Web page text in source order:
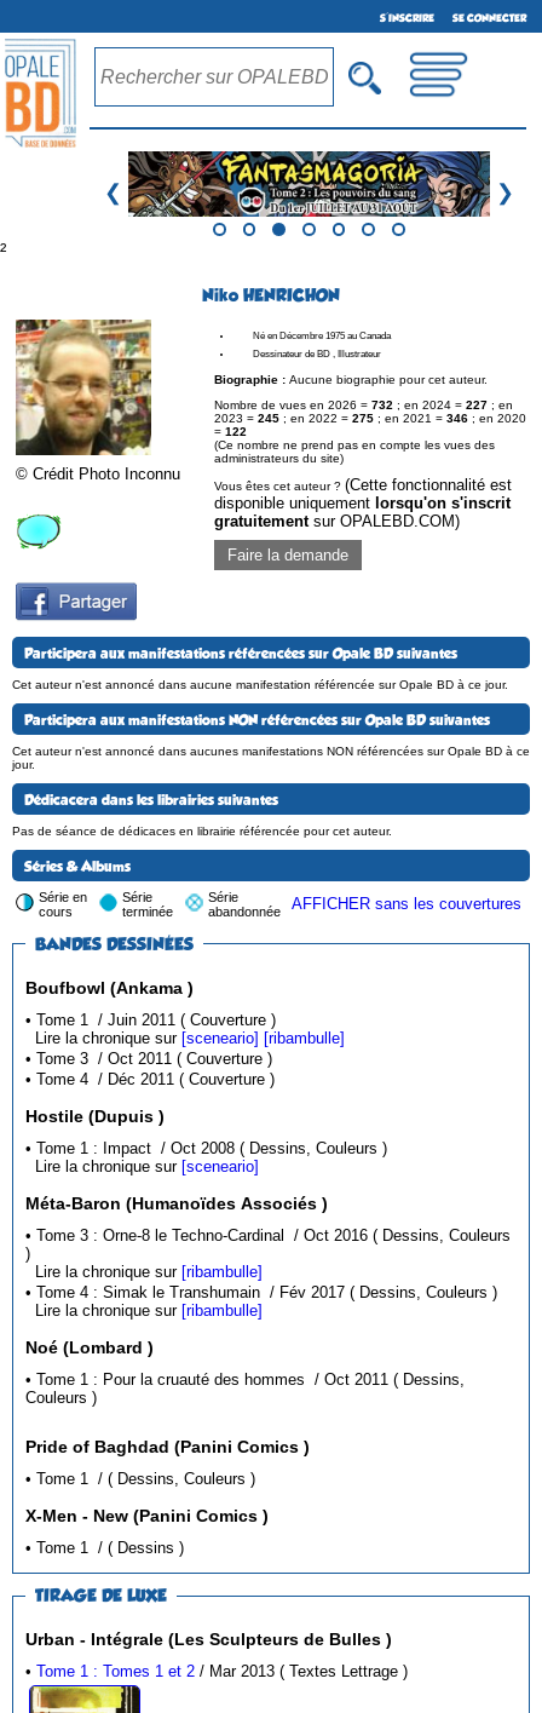
S'INSCRIRE SE CONNECTER
❮ ❯
²
Niko HENRICHON
© Crédit Photo Inconnu
Né en Décembre 1975 au Canada
Dessinateur de BD , Illustrateur
Biographie : Aucune biographie pour cet auteur.
Nombre de vues en 2026 = 732 ; en 2024 = 227 ; en
2023 = 245 ; en 2022 = 275 ; en 2021 = 346 ; en 2020
= 122
(Ce nombre ne prend pas en compte les vues des
administrateurs du site)
Vous êtes cet auteur ? (Cette fonctionnalité est
disponible uniquement lorsqu'on s'inscrit
gratuitementsur OPALEBD.COM)
Faire la demande
Participera aux manifestations référencées sur Opale BD suivantes
Cet auteur n'est annoncé dans aucune manifestation référencée sur Opale BD à ce jour.
Participera aux manifestations NON référencées sur Opale BD suivantes
Cet auteur n'est annoncé dans aucunes manifestations NON référencées sur Opale BD à ce
jour.
Dédicacera dans les librairies suivantes
Pas de séance de dédicaces en librairie référencée pour cet auteur.
Séries & Albums
Série en
cours
Série
terminée
Série
abandonnée
AFFICHER sans les couvertures
BANDES DESSINÉES
Boufbowl (Ankama )
• Tome 1 / Juin 2011 ( Couverture )
Lire la chronique sur [sceneario] [ribambulle]
• Tome 3 / Oct 2011 ( Couverture )
• Tome 4 / Déc 2011 ( Couverture )
Hostile (Dupuis )
• Tome 1 : Impact / Oct 2008 ( Dessins, Couleurs )
Lire la chronique sur [sceneario]
Méta-Baron (Humanoïdes Associés )
• Tome 3 : Orne-8 le Techno-Cardinal / Oct 2016 ( Dessins, Couleurs
)
Lire la chronique sur [ribambulle]
• Tome 4 : Simak le Transhumain / Fév 2017 ( Dessins, Couleurs )
Lire la chronique sur [ribambulle]
Noé (Lombard )
• Tome 1 : Pour la cruauté des hommes / Oct 2011 ( Dessins,
Couleurs )
Pride of Baghdad (Panini Comics )
• Tome 1 / ( Dessins, Couleurs )
X-Men - New (Panini Comics )
• Tome 1 / ( Dessins )
TIRAGE DE LUXE
Urban - Intégrale (Les Sculpteurs de Bulles )
•Tome 1 : Tomes 1 et 2 / Mar 2013 ( Textes Lettrage )